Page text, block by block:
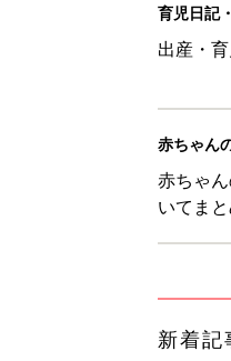
育児日記
出産・
赤ちゃん
赤ちゃ
いてま
新着記